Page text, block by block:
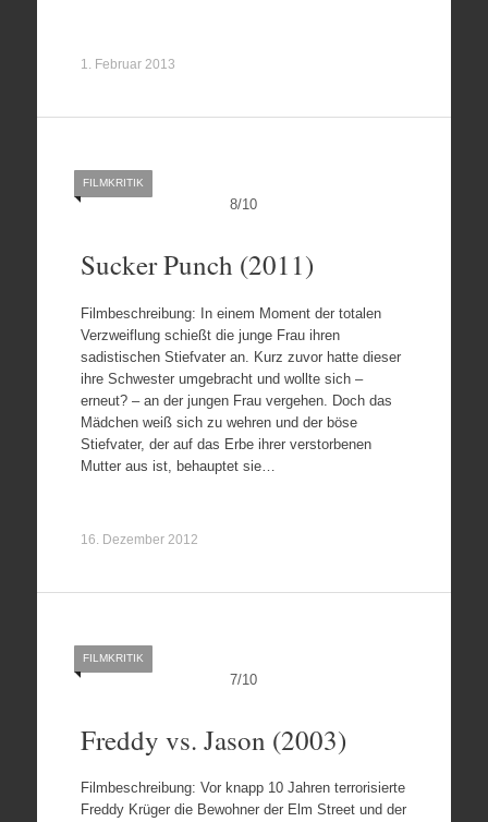
1. Februar 2013
8/10
FILMKRITIK
Sucker Punch (2011)
Filmbeschreibung: In einem Moment der totalen
Verzweiflung schießt die junge Frau ihren
sadistischen Stiefvater an. Kurz zuvor hatte dieser
ihre Schwester umgebracht und wollte sich –
erneut? – an der jungen Frau vergehen. Doch das
Mädchen weiß sich zu wehren und der böse
Stiefvater, der auf das Erbe ihrer verstorbenen
Mutter aus ist, behauptet sie…
16. Dezember 2012
7/10
FILMKRITIK
Freddy vs. Jason (2003)
Filmbeschreibung: Vor knapp 10 Jahren terrorisierte
Freddy Krüger die Bewohner der Elm Street und der